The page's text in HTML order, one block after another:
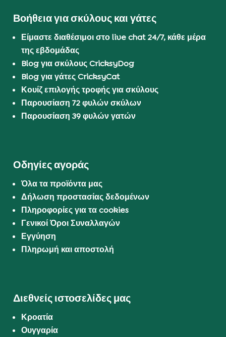
Βοήθεια για σκύλους και γάτες
Είμαστε διαθέσιμοι στο live chat 24/7, κάθε μέρα
της εβδομάδας
Blog για σκύλους CricksyDog
Blog για γάτες CricksyCat
Κουίζ επιλογής τροφής για σκύλους
Παρουσίαση 72 φυλών σκύλων
Παρουσίαση 39 φυλών γατών
Οδηγίες αγοράς
Όλα τα προϊόντα μας
Δήλωση προστασίας δεδομένων
Πληροφορίες για τα cookies
Γενικοί Όροι Συναλλαγών
Εγγύηση
Πληρωμή και αποστολή
Διεθνείς ιστοσελίδες μας
Κροατία
Ουγγαρία